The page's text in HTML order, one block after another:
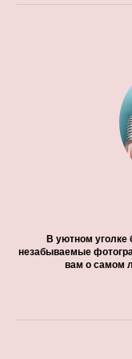
В уютном уголке
незабываемые
вам о самом